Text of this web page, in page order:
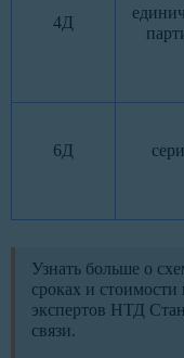
4Д
6Д
Узнать больше о
сроках и
экспертов НТД
связи.